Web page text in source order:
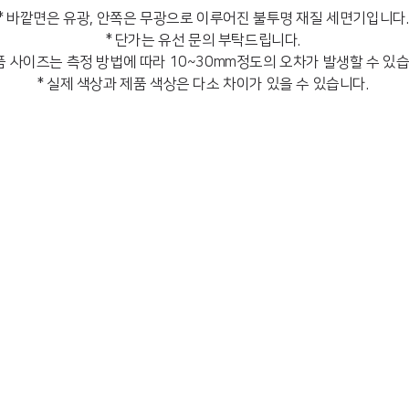
바깥면은 유광, 안쪽은 무광으로 이루어진 불투명 재질 세면기입니다.
* 단가는 유선 문의 부탁드립니다.
사이즈는 측정 방법에 따라 10~30mm정도의 오차가 발생할 수 있
* 실제 색상과 제품 색상은 다소 차이가 있을 수 있습니다.